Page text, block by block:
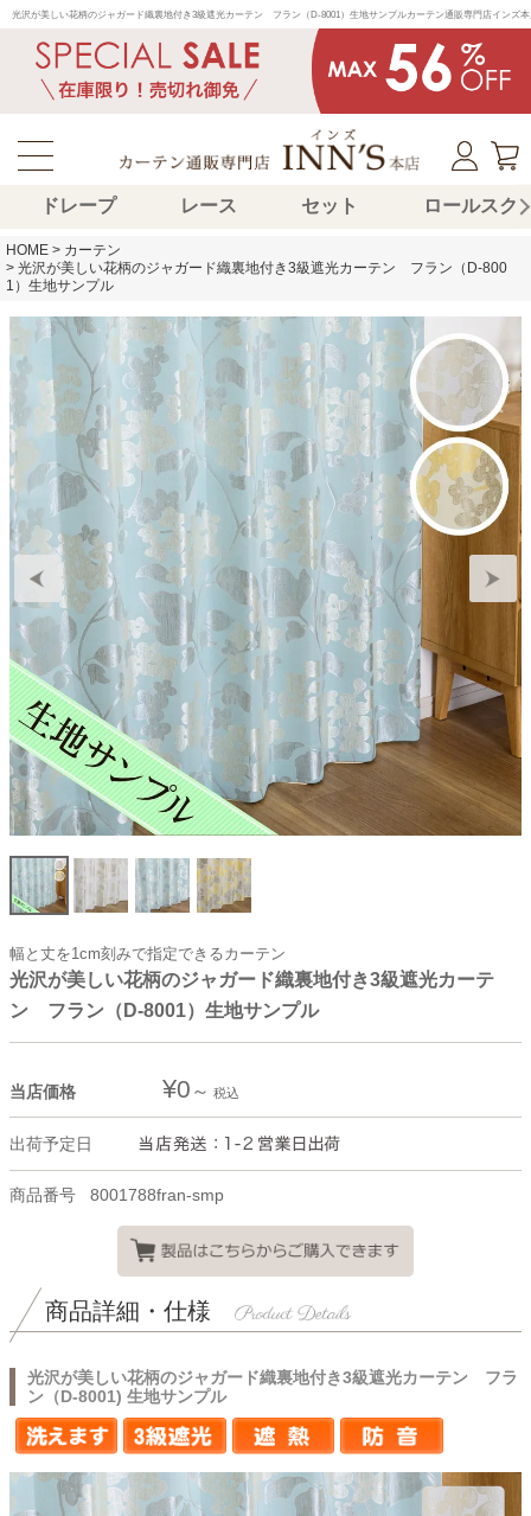
光沢が美しい花柄のジャガード織裏地付き3級遮光カーテン　フラン（D-8001）生地サンプルカーテン通販専門店イン
ドレープ レース セット ロールスク
HOME
カーテン
光沢が美しい花柄のジャガード織裏地付き3級遮光カーテン フラン（D-800
1）生地サンプル
幅と丈を1cm刻みで指定できるカーテン
光沢が美しい花柄のジャガード織裏地付き3級遮光カーテ
ン フラン（D-8001）生地サンプル
当店価格 ¥0 税込
出荷予定日
商品番号 8001788fran-smp
商品詳細・仕様
光沢が美しい花柄のジャガード織裏地付き3級遮光カーテン フラ
ン（D-8001) 生地サンプル